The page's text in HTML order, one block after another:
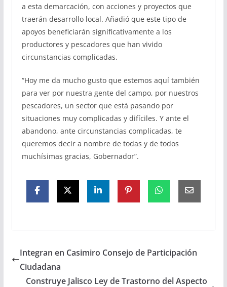
a esta demarcación, con acciones y proyectos que
traerán desarrollo local. Añadió que este tipo de
apoyos beneficiarán significativamente a los
productores y pescadores que han vivido
circunstancias complicadas.
“Hoy me da mucho gusto que estemos aquí también
para ver por nuestra gente del campo, por nuestros
pescadores, un sector que está pasando por
situaciones muy complicadas y difíciles. Y ante el
abandono, ante circunstancias complicadas, te
queremos decir a nombre de todas y de todos
muchísimas gracias, Gobernador”.
Integran en Casimiro Consejo de Participación
Ciudadana
Construye Jalisco Ley de Trastorno del Aspecto